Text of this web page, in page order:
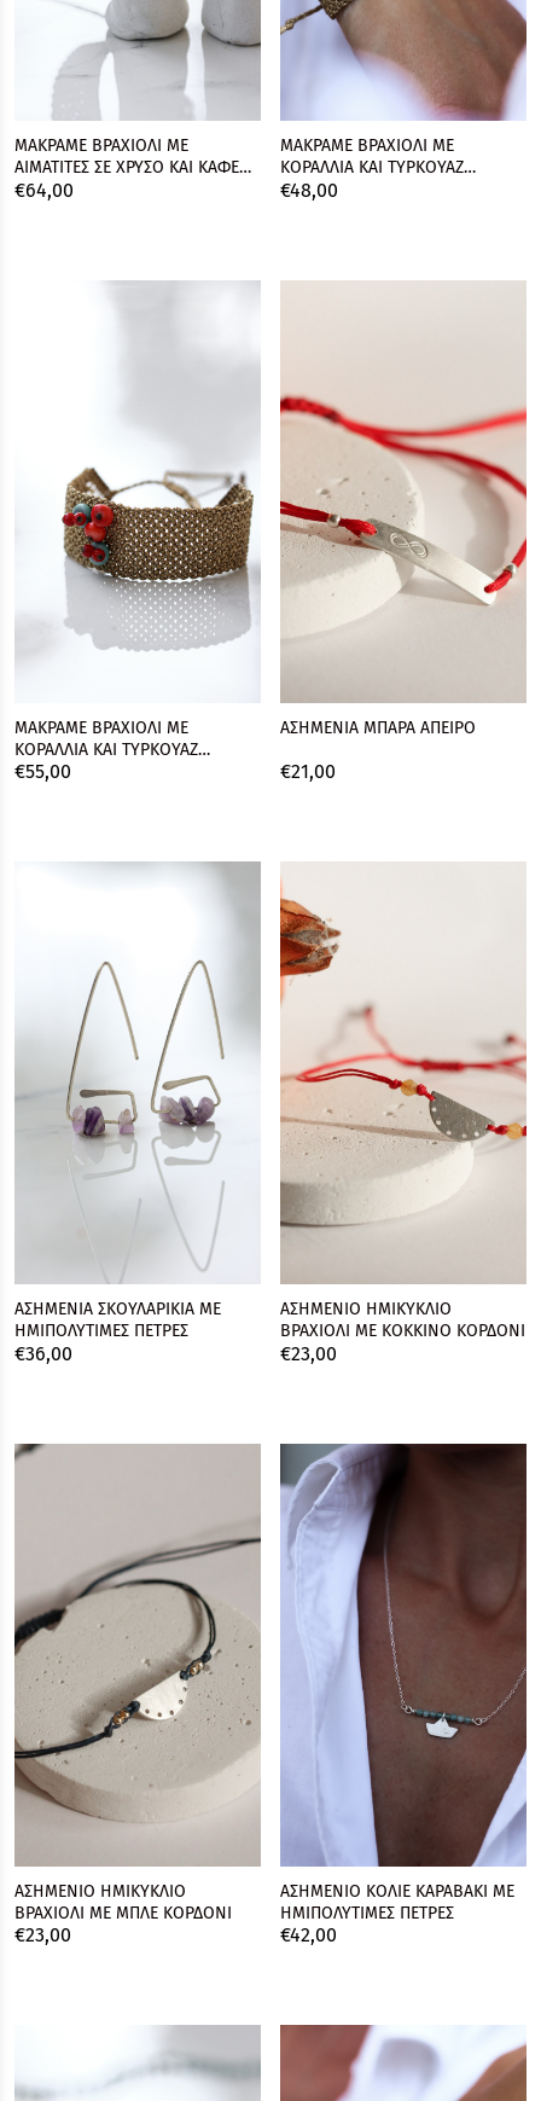
MΑΚΡΑΜΕ ΒΡΑΧΙΟΛΙ ΜΕ
ΑΙΜΑΤΙΤΕΣ ΣΕ ΧΡΥΣΟ ΚΑΙ ΚΑΦΕ
ΧΡΩΜΑ
€64,00
MΑΚΡΑΜΕ ΒΡΑΧΙΟΛΙ ΜΕ
ΚΟΡΑΛΛΙΑ ΚΑΙ ΤΥΡΚΟΥΑΖ
ΧΑΝΤΡΕΣ
€48,00
MΑΚΡΑΜΕ ΒΡΑΧΙΟΛΙ ΜΕ
ΚΟΡΑΛΛΙΑ ΚΑΙ ΤΥΡΚΟΥΑΖ
ΧΑΝΤΡΕΣ MEDIUM
€55,00
ΑΣΗΜΕΝΙΑ ΜΠΑΡΑ ΑΠΕΙΡΟ
€21,00
ΑΣΗΜΕΝΙΑ ΣΚΟΥΛΑΡΙΚΙΑ ΜΕ
ΗΜΙΠΟΛΥΤΙΜΕΣ ΠΕΤΡΕΣ
€36,00
ΑΣΗΜΕΝΙΟ ΗΜΙΚΥΚΛΙΟ
ΒΡΑΧΙΟΛΙ ΜΕ ΚΟΚΚΙΝΟ ΚΟΡΔΟΝΙ
€23,00
ΑΣΗΜΕΝΙΟ ΗΜΙΚΥΚΛΙΟ
ΒΡΑΧΙΟΛΙ ΜΕ ΜΠΛΕ ΚΟΡΔΟΝΙ
€23,00
ΑΣΗΜΕΝΙΟ ΚΟΛΙΕ ΚΑΡΑΒΑΚΙ ΜΕ
ΗΜΙΠΟΛΥΤΙΜΕΣ ΠΕΤΡΕΣ
€42,00